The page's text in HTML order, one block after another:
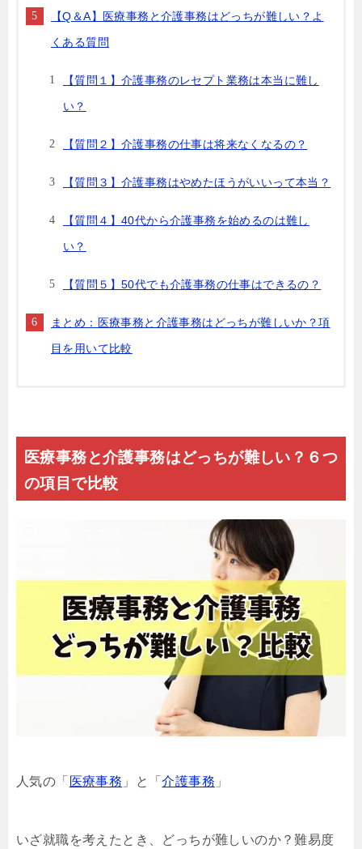
【Q＆A】医療事務と介護事務はどっちが難しい？よ
くある質問
【質問１】介護事務のレセプト業務は本当に難し
い？
【質問２】介護事務の仕事は将来なくなるの？
【質問３】介護事務はやめたほうがいいって本当？
【質問４】40代から介護事務を始めるのは難し
い？
【質問５】50代でも介護事務の仕事はできるの？
まとめ：医療事務と介護事務はどっちが難しいか？項
目を用いて比較
医療事務と介護事務はどっちが難しい？６つ
の項目で比較
人気の「 医療事務 」と「介護事務 」
いざ就職を考えたとき、どっちが難しいのか？難易度